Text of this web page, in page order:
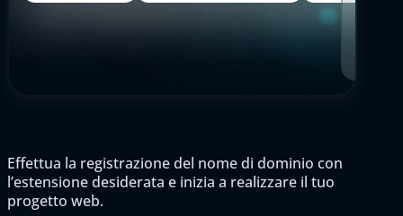
Effettua la registrazione del nome di dominio con
l’estensione desiderata e inizia a realizzare il tuo
progetto web.